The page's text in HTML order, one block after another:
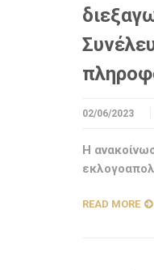
02/06/2023
Η
READ MORE